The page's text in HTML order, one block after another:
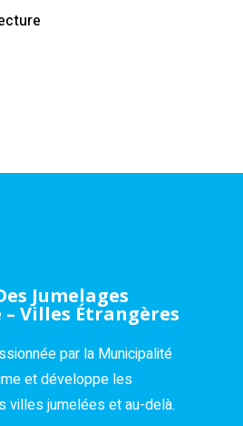
Jumelages
Villes Étrangères
par la Municipalité
et développe les
villes jumelées et au-delà.